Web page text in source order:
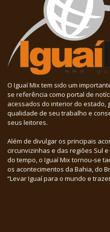
O Iguaí Mix tem sido um
se referência como portal de
acessados do interior do estado,
qualidade de seu trabalho e
seus leitores.
Além de divulgar os principais
circunvizinhas e das regiões Sul
do tempo, o Iguaí Mix tornou-se
os acontecimentos da Bahia, do
“Levar Iguaí para o mundo e